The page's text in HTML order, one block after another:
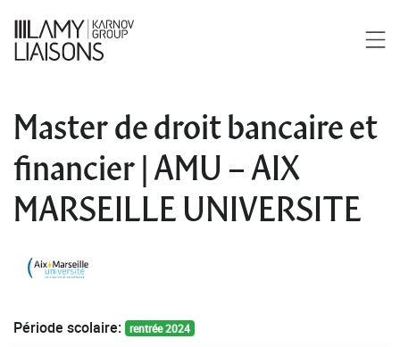
Master de droit bancaire et
financier | AMU – AIX
MARSEILLE UNIVERSITE
Période scolaire: rentrée 2024